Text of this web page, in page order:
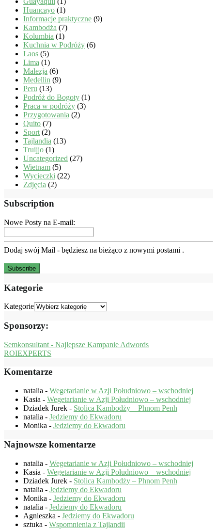
Huancayo (1)
Informacje praktyczne (9)
Kambodża (7)
Kolumbia (1)
Kuchnia w Podróży (6)
Laos (5)
Lima (1)
Malezja (6)
Medellin (9)
Peru (13)
Podróż do Bogoty (1)
Praca w podróży (3)
Przygotowania (2)
Quito (7)
Sport(2)
Tajlandia (13)
Truijjo (1)
Uncategorized (27)
Wietnam (5)
Wycieczki (22)
Zdjęcia (2)
Subscription
Nowe Posty na E-mail:
Dodaj swój Mail - będziesz na bieżąco z nowymi postami .
Kategorie
Kategorie
Sponsorzy:
Semkonsultant - Najlepsze Kampanie Adwords
ROIEXPERTS
Komentarze
natalia - Wegetarianie w Azji Południowo – wschodniej
Kasia - Wegetarianie w Azji Południowo – wschodniej
Dziadek Jurek - Stolica Kambodży – Phnom Penh
natalia - Jedziemy do Ekwadoru
Monika - Jedziemy do Ekwadoru
Najnowsze komentarze
natalia - Wegetarianie w Azji Południowo – wschodniej
Kasia - Wegetarianie w Azji Południowo – wschodniej
Dziadek Jurek - Stolica Kambodży – Phnom Penh
natalia - Jedziemy do Ekwadoru
Monika - Jedziemy do Ekwadoru
natalia - Jedziemy do Ekwadoru
Agnieszka - Jedziemy do Ekwadoru
sztuka - Wspomnienia z Tajlandii